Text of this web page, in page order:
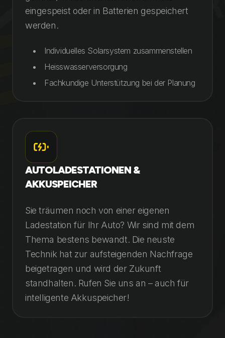
eingespeist oder in Batterien gespeichert
werden.
Individuelles Solarsystem zusammenstellen
Heisswasserversorgung
Fachkundige Unterstützung bei der Planung
AUTOLADESTATIONEN &
AKKUSPEICHER
Sie träumen noch von einer eigenen
Ladestation für Ihr Auto? Wir sind mit dem
Thema bestens bewandt. Die neuste
Technik hat zur aufsteigenden Nachfrage
beigetragen und wird der Zukunft
standhalten. Rufen Sie uns an – auch für
intelligente Akkuspeicher!